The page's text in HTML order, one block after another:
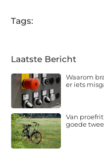
Tags:
Laatste Bericht
Waarom
er iets
Van
goede